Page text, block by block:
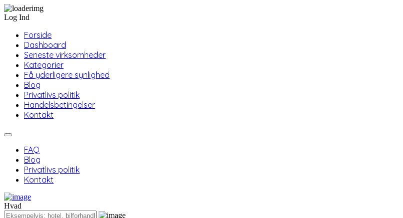
Log Ind
Forside
Dashboard
Seneste virksomheder
Kategorier
Få yderligere synlighed
Blog
Privatlivs politik
Handelsbetingelser
Kontakt
FAQ
Blog
Privatlivs politik
Kontakt
Hvad